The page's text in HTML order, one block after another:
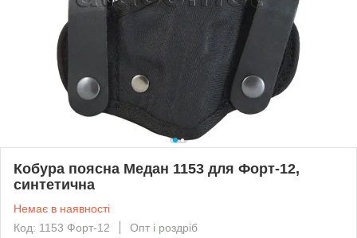
Кобура поясна Медан 1153 для Форт-12,
синтетична
Немає в наявності
Код: 1153 Форт-12
Опт і роздріб